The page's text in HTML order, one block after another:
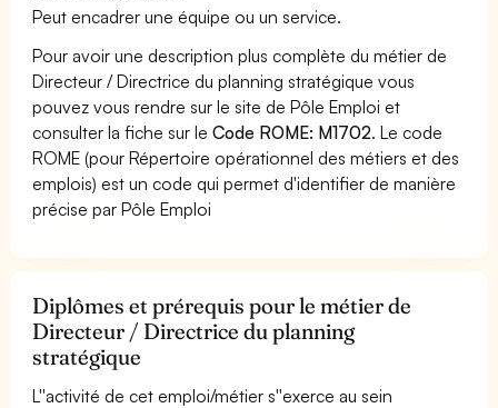
Peut encadrer une équipe ou un service.
Pour avoir une description plus complète du métier de
Directeur / Directrice du planning stratégique vous
pouvez vous rendre sur le site de Pôle Emploi et
consulter la fiche sur leCode ROME: M1702. Le code
ROME (pour Répertoire opérationnel des métiers et des
emplois) est un code qui permet d'identifier de manière
précise par Pôle Emploi
Diplômes et prérequis pour le métier de
Directeur / Directrice du planning
stratégique
L''activité de cet emploi/métier s''exerce au sein